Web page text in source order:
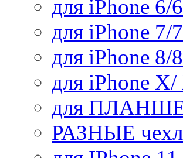
для iPhone 6/
для iPhone 7/
для iPhone 8/
для iPhone
для
РАЗНЫЕ